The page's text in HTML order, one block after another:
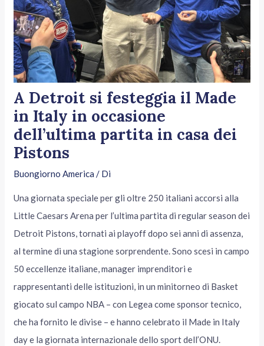
A Detroit si festeggia il Made
in Italy in occasione
dell’ultima partita in casa dei
Pistons
Buongiorno America / Di
Una giornata speciale per gli oltre 250 italiani accorsi alla
Little Caesars Arena per l’ultima partita di regular season dei
Detroit Pistons, tornati ai playoff dopo sei anni di assenza,
al termine di una stagione sorprendente. Sono scesi in campo
50 eccellenze italiane, manager imprenditori e
rappresentanti delle istituzioni, in un minitorneo di Basket
giocato sul campo NBA – con Legea come sponsor tecnico,
che ha fornito le divise – e hanno celebrato il Made in Italy
day e la giornata internazionale dello sport dell’ONU.